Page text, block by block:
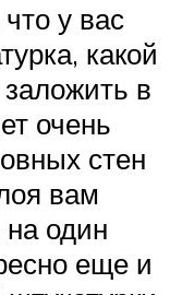
у вас
какой
в
очень
стен
вам
один
еще и